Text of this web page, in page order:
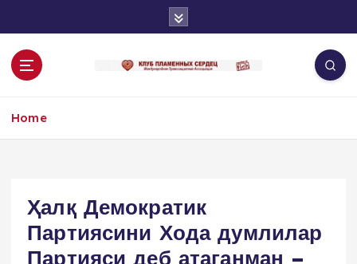
o
Home
Ҳалқ Демократик
Партиясини Хода думлилар
Партияси деб атаганман –